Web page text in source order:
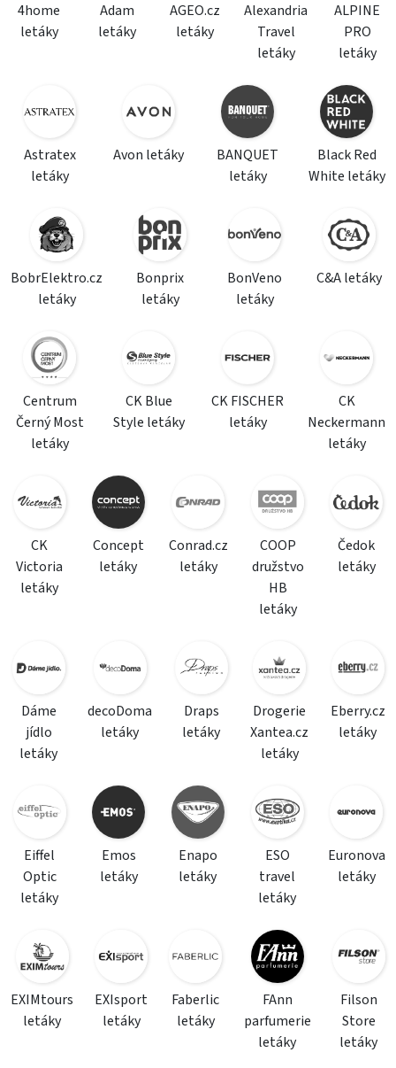
4home
letáky
Adam
letáky
AGEO.cz
letáky
Alexandria
Travel
letáky
ALPINE
PRO
letáky
Astratex
letáky
Avon letáky
BANQUET
letáky
Black Red
White letáky
BobrElektro.cz
letáky
Bonprix
letáky
BonVeno
letáky
C&A letáky
Centrum
Černý Most
letáky
CK Blue
Style letáky
CK FISCHER
letáky
CK
Neckermann
letáky
CK
Victoria
letáky
Concept
letáky
Conrad.cz
letáky
COOP
družstvo
HB
letáky
Čedok
letáky
Dáme
jídlo
letáky
decoDoma
letáky
Draps
letáky
Drogerie
Xantea.cz
letáky
Eberry.cz
letáky
Eiffel
Optic
letáky
Emos
letáky
Enapo
letáky
ESO
travel
letáky
Euronova
letáky
EXIMtours
letáky
EXIsport
letáky
Faberlic
letáky
FAnn
parfumerie
letáky
Filson
Store
letáky